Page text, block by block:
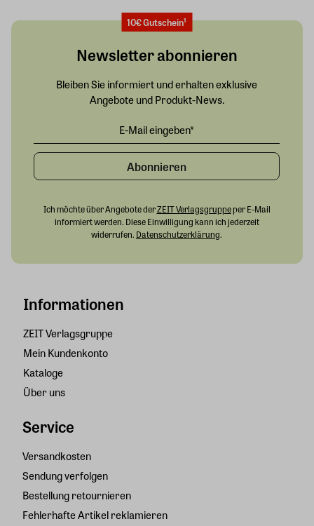
Informationen
ZEIT Verlagsgruppe
Mein Kundenkonto
Kataloge
Über uns
Service
Versandkosten
Sendung verfolgen
Bestellung retournieren
Fehlerhafte Artikel reklamieren
10€ Gutschein¹
Newsletter abonnieren
Bleiben Sie informiert und erhalten exklusive
Angebote und Produkt-News.
Abonnieren
Ich möchte über Angebote derZEIT Verlagsgruppeper E-Mail
informiert werden. Diese Einwilligung kann ich jederzeit
widerrufen. Datenschutzerklärung.